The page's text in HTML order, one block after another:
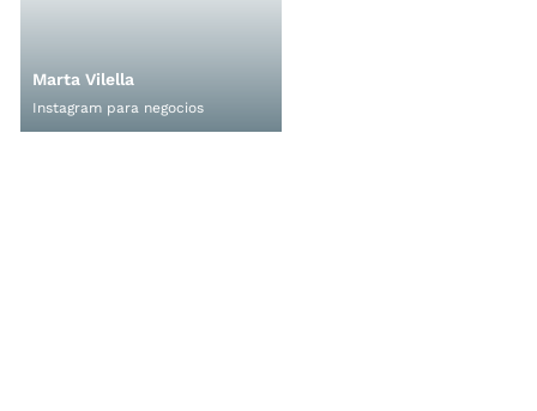
Marta Vilella
Instagram para negocios